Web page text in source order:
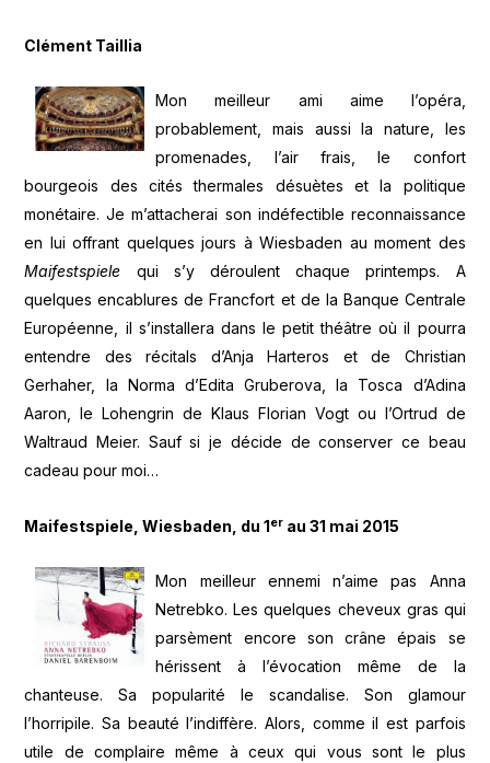
Clément Taillia
Mon meilleur ami aime l’opéra,
probablement, mais aussi la nature, les
promenades, l’air frais, le confort
bourgeois des cités thermales désuètes et la politique
monétaire. Je m’attacherai son indéfectible reconnaissance
en lui offrant quelques jours à Wiesbaden au moment des
Maifestspiele qui s’y déroulent chaque printemps. A
quelques encablures de Francfort et de la Banque Centrale
Européenne, il s’installera dans le petit théâtre où il pourra
entendre des récitals d’Anja Harteros et de Christian
Gerhaher, la Norma d’Edita Gruberova, la Tosca d’Adina
Aaron, le Lohengrin de Klaus Florian Vogt ou l’Ortrud de
Waltraud Meier. Sauf si je décide de conserver ce beau
cadeau pour moi…
Maifestspiele, Wiesbaden, du 1er au 31 mai 2015
Mon meilleur ennemi n’aime pas Anna
Netrebko. Les quelques cheveux gras qui
parsèment encore son crâne épais se
hérissent à l’évocation même de la
chanteuse. Sa popularité le scandalise. Son glamour
l’horripile. Sa beauté l’indiffère. Alors, comme il est parfois
utile de complaire même à ceux qui vous sont le plus